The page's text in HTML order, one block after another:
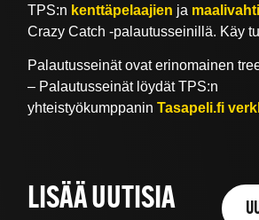
TPS:n kenttäpelaajien ja
Crazy Catch -palautusseinillä. Käy
Palautusseinät ovat erinomainen
– Palautusseinät löydät TPS:n
yhteistyökumppaninTasapeli.fi
LISÄÄ UUTISIA